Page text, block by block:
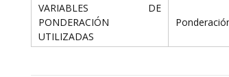
VARIABLES DE
PONDERACIÓN
UTILIZADAS